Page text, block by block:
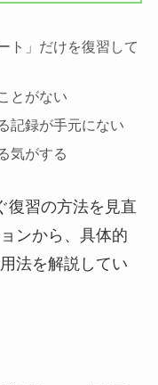
ト」だけを復習して
とがない
記録が手元にない
気がする
復習の方法を見直
ンから、具体的
法を解説してい